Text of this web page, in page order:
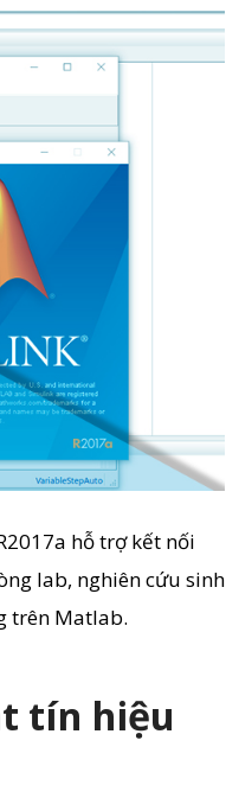
hỗ trợ kết nối
lab, nghiên cứu sinh
trên Matlab.
tín hiệu